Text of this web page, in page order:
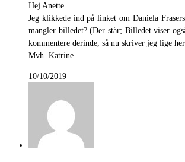
Hej Anette.
Jeg klikkede ind på linket om Daniela
mangler billedet? (Der står; Billedet viser
kommentere derinde, så nu skriver jeg lige
Mvh. Katrine
10/10/2019